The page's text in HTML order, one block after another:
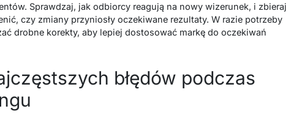
Sprawdzaj, jak odbiorcy reagują na nowy wizerunek, i zbieraj
czy zmiany przyniosły oczekiwane rezultaty. W razie potrzeby
drobne korekty, aby lepiej dostosować markę do oczekiwań
błędów podczas